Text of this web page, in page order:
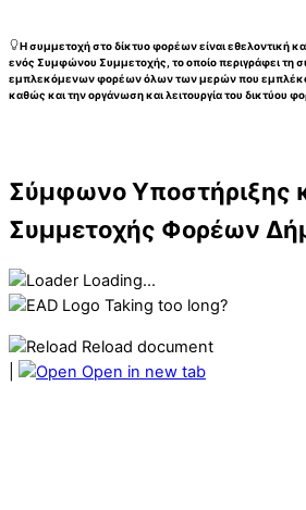
Η συμμετοχή στο δίκτυο φορέων είναι εθελοντική
ενός Συμφώνου Συμμετοχής, το οποίο περιγράφει τη
εμπλεκόμενων φορέων όλων των μερών που
καθώς και την οργάνωση και λειτουργία του δικτύου
Σύμφωνο Υποστήριξης
Συμμετοχής Φορέων
Loading...
Taking too long?
Reload document
Open in new tab